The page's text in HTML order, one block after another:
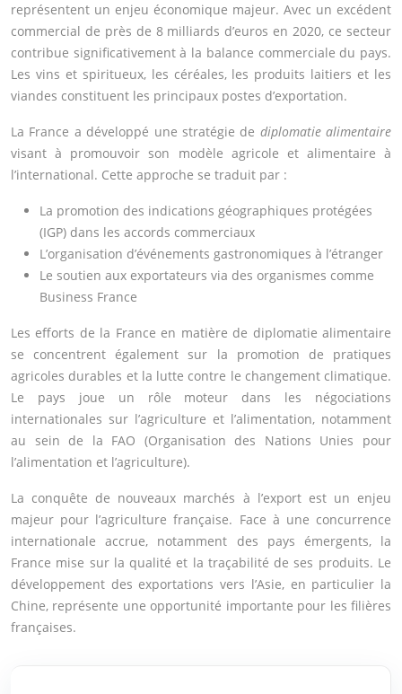
représentent un enjeu économique majeur. Avec un excédent
commercial de près de 8 milliards d’euros en 2020, ce secteur
contribue significativement à la balance commerciale du pays.
Les vins et spiritueux, les céréales, les produits laitiers et les
viandes constituent les principaux postes d’exportation.
La France a développé une stratégie de diplomatie alimentaire
visant à promouvoir son modèle agricole et alimentaire à
l’international. Cette approche se traduit par :
La promotion des indications géographiques protégées
(IGP) dans les accords commerciaux
L’organisation d’événements gastronomiques à l’étranger
Le soutien aux exportateurs via des organismes comme
Business France
Les efforts de la France en matière de diplomatie alimentaire
se concentrent également sur la promotion de pratiques
agricoles durables et la lutte contre le changement climatique.
Le pays joue un rôle moteur dans les négociations
internationales sur l’agriculture et l’alimentation, notamment
au sein de la FAO (Organisation des Nations Unies pour
l’alimentation et l’agriculture).
La conquête de nouveaux marchés à l’export est un enjeu
majeur pour l’agriculture française. Face à une concurrence
internationale accrue, notamment des pays émergents, la
France mise sur la qualité et la traçabilité de ses produits. Le
développement des exportations vers l’Asie, en particulier la
Chine, représente une opportunité importante pour les filières
françaises.